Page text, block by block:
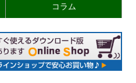
コラム